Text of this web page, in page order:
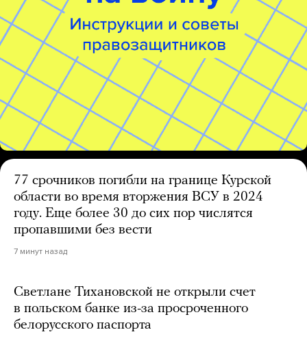
77 срочников погибли на границе Курской
области во время вторжения ВСУ в 2024
году. Еще более 30 до сих пор числятся
пропавшими без вести
7 минут назад
Светлане Тихановской не открыли счет
в польском банке из-за просроченного
белорусского паспорта